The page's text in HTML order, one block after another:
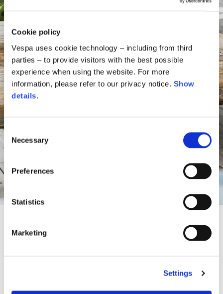
Cookie policy
Vespa uses cookie technology – including from third
parties – to provide visitors with the best possible
experience when using the website. For more
information, please refer to our privacy notice. Show
details.
Consent
Selection
Necessary
Preferences
Statistics
Marketing
Settings
Pour la saison estivale, Vespa redessine l'espace extérieur